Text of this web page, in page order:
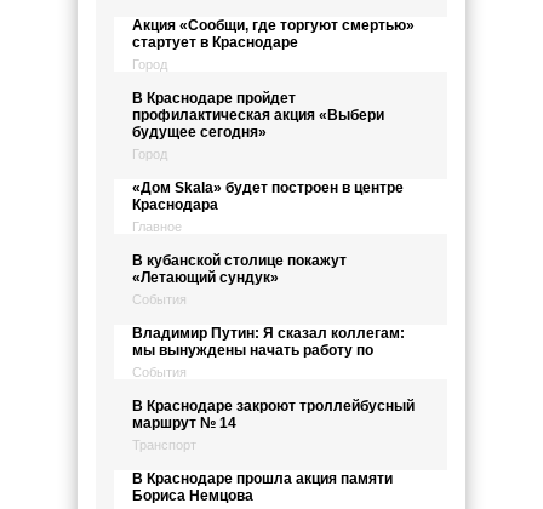
Акция «Сообщи, где торгуют смертью»
стартует в Краснодаре
Город
В Краснодаре пройдет
профилактическая акция «Выбери
будущее сегодня»
Город
«Дом Skala» будет построен в центре
Краснодара
Главное
В кубанской столице покажут
«Летающий сундук»
События
Владимир Путин: Я сказал коллегам:
мы вынуждены начать работу по
События
В Краснодаре закроют троллейбусный
маршрут № 14
Транспорт
В Краснодаре прошла акция памяти
Бориса Немцова